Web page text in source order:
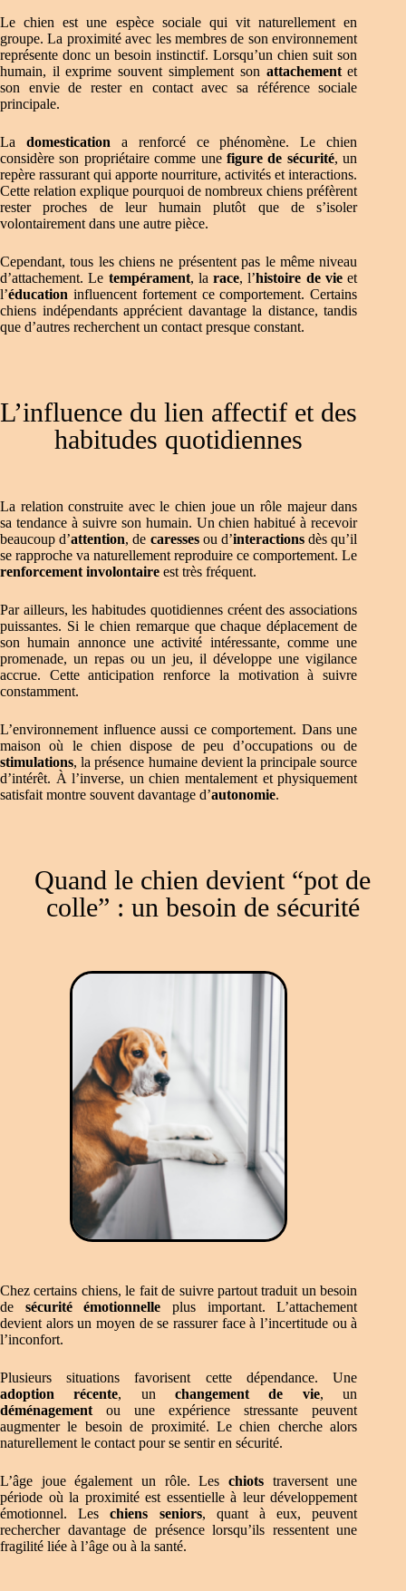
Le chien est une espèce sociale qui vit naturellement en
groupe. La proximité avec les membres de son environnement
représente donc un besoin instinctif. Lorsqu’un chien suit son
humain, il exprime souvent simplement son attachementet
son envie de rester en contact avec sa référence sociale
principale.
La domestication a renforcé ce phénomène. Le chien
considère son propriétaire comme unefigure de sécurité, un
repère rassurant qui apporte nourriture, activités et interactions.
Cette relation explique pourquoi de nombreux chiens préfèrent
rester proches de leur humain plutôt que de s’isoler
volontairement dans une autre pièce.
Cependant, tous les chiens ne présentent pas le même niveau
d’attachement. Le tempérament, larace, l’histoire de vieet
l’éducation influencent fortement ce comportement. Certains
chiens indépendants apprécient davantage la distance, tandis
que d’autres recherchent un contact presque constant.
L’influence du lien affectif et des
habitudes quotidiennes
La relation construite avec le chien joue un rôle majeur dans
sa tendance à suivre son humain. Un chien habitué à recevoir
beaucoup d’attention, de caressesou d’interactionsdès qu’il
se rapproche va naturellement reproduire ce comportement. Le
renforcement involontaire est très fréquent.
Par ailleurs, les habitudes quotidiennes créent des associations
puissantes. Si le chien remarque que chaque déplacement de
son humain annonce une activité intéressante, comme une
promenade, un repas ou un jeu, il développe une vigilance
accrue. Cette anticipation renforce la motivation à suivre
constamment.
L’environnement influence aussi ce comportement. Dans une
maison où le chien dispose de peu d’occupations ou de
stimulations, la présence humaine devient la principale source
d’intérêt. À l’inverse, un chien mentalement et physiquement
satisfait montre souvent davantage d’autonomie.
Quand le chien devient “pot de
colle” : un besoin de sécurité
Chez certains chiens, le fait de suivre partout traduit un besoin
de sécurité émotionnelle plus important. L’attachement
devient alors un moyen de se rassurer face à l’incertitude ou à
l’inconfort.
Plusieurs situations favorisent cette dépendance. Une
adoption récente, unchangement de vie, un
déménagement ou une expérience stressante peuvent
augmenter le besoin de proximité. Le chien cherche alors
naturellement le contact pour se sentir en sécurité.
L’âge joue également un rôle. Les chiotstraversent une
période où la proximité est essentielle à leur développement
émotionnel. Leschiens seniors, quant à eux, peuvent
rechercher davantage de présence lorsqu’ils ressentent une
fragilité liée à l’âge ou à la santé.